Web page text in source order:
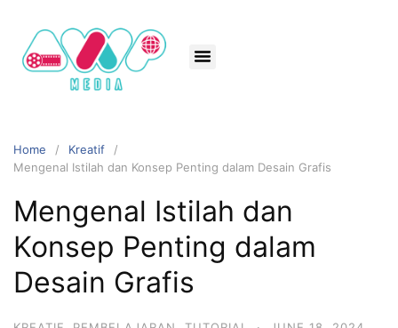
Home
Kreatif
Mengenal Istilah dan Konsep Penting dalam Desain Grafis
Mengenal Istilah dan
Konsep Penting dalam
Desain Grafis